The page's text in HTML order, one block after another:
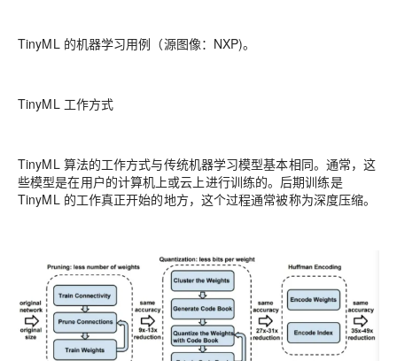
TinyML 的机器学习用例（源图像：NXP)。
TinyML 工作方式
TinyML 算法的工作方式与传统机器学习模型基本相同。通常，这
些模型是在用户的计算机上或云上进行训练的。后期训练是
TinyML 的工作真正开始的地方，这个过程通常被称为深度压缩。